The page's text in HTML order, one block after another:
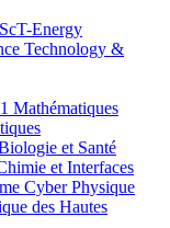
Energy
Technology &
Mathématiques
et Santé
et Interfaces
Cyber Physique
des Hautes